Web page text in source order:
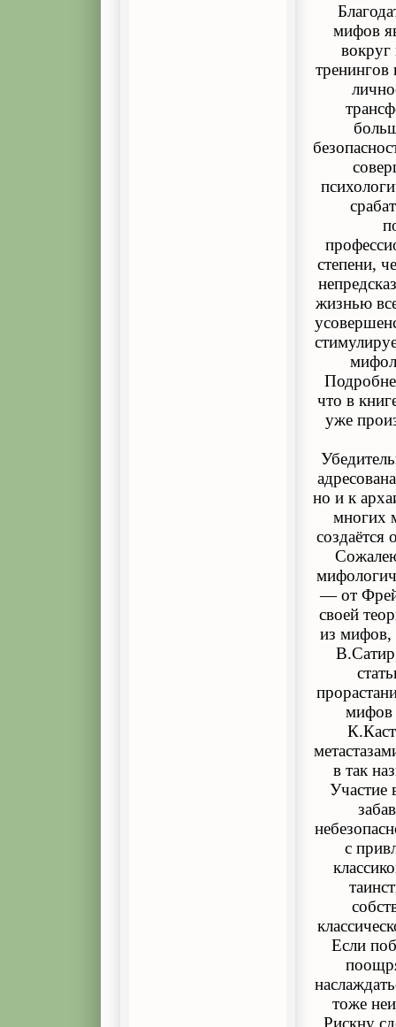
мифов
тренингов
степени,
жизнью
что в
уже
но и к
многих
— от
своей
из
мифов
в так
Участие
с
Если
тоже
Рискну